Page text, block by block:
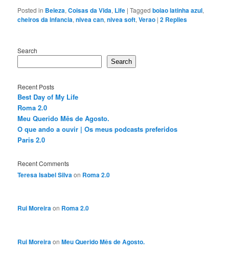
Posted in Beleza,Coisas da Vida, Life |Tagged boiao latinha azul,
cheiros da infancia,nivea can,nivea soft,Verao |2 Replies
Search
Search
Recent Posts
Best Day of My Life
Roma 2.0
Meu Querido Mês de Agosto.
O que ando a ouvir | Os meus podcasts preferidos
Paris 2.0
Recent Comments
Teresa Isabel Silvaon Roma 2.0
Rui Moreiraon Roma 2.0
Rui MoreiraonMeu Querido Mês de Agosto.